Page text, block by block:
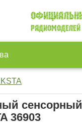
Радиомоделей
36903